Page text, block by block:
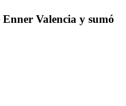
Valencia y sumó